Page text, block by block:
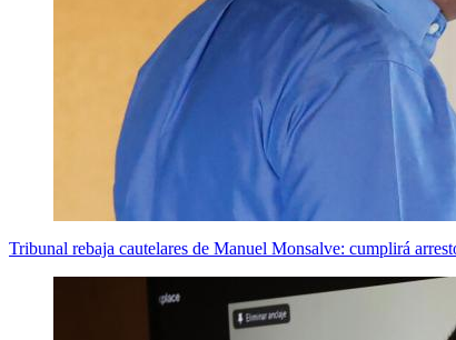
Tribunal rebaja cautelares de Manuel Monsalve: cumplirá